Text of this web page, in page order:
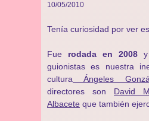
10/05/2010
Tenía curiosidad por ver
Fue rodada en 2008y
guionistas es nuestra
cultura Ángeles
directores son David
Albacete que también